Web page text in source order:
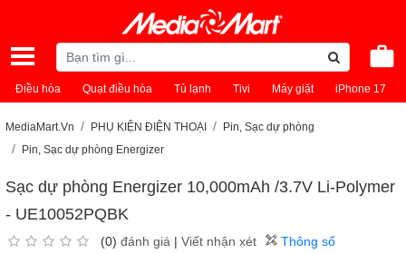
Điều hòa Quạt điều hòa Tủ lạnh Tivi Máy giặt iPhone 17
MediaMart.Vn PHỤ KIỆN ĐIỆN THOẠI
Pin, Sạc dự phòng
Pin, Sạc dự phòng Energizer
Sạc dự phòng Energizer 10,000mAh /3.7V Li-Polymer
- UE10052PQBK
(0) đánh giá | Viết nhận xét Thông số